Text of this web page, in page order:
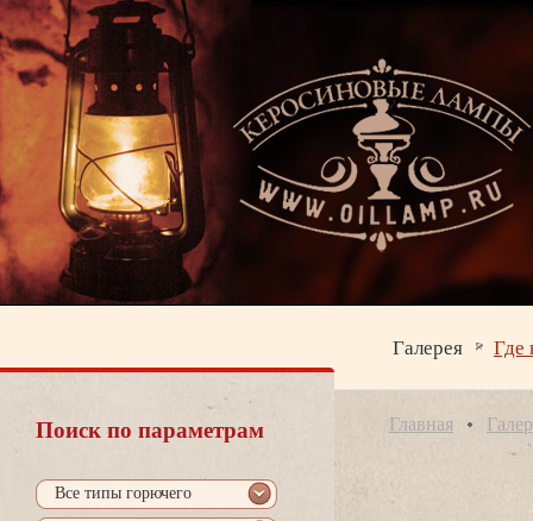
Галерея Где
Поиск по параметрам
се типы горючего
Главная